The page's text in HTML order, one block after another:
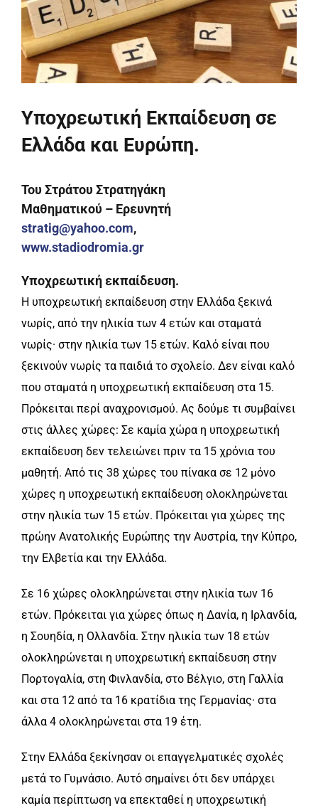
Υποχρεωτική Εκπαίδευση σε
Ελλάδα και Ευρώπη.
Του Στράτου Στρατηγάκη
Μαθηματικού – Ερευνητή
stratig@yahoo.com,
www.stadiodromia.gr
Υποχρεωτική εκπαίδευση.
Η υποχρεωτική εκπαίδευση στην Ελλάδα ξεκινά
νωρίς, από την ηλικία των 4 ετών και σταματά
νωρίς· στην ηλικία των 15 ετών. Καλό είναι που
ξεκινούν νωρίς τα παιδιά το σχολείο. Δεν είναι καλό
που σταματά η υποχρεωτική εκπαίδευση στα 15.
Πρόκειται περί αναχρονισμού. Ας δούμε τι συμβαίνει
στις άλλες χώρες: Σε καμία χώρα η υποχρεωτική
εκπαίδευση δεν τελειώνει πριν τα 15 χρόνια του
μαθητή. Από τις 38 χώρες του πίνακα σε 12 μόνο
χώρες η υποχρεωτική εκπαίδευση ολοκληρώνεται
στην ηλικία των 15 ετών. Πρόκειται για χώρες της
πρώην Ανατολικής Ευρώπης την Αυστρία, την Κύπρο,
την Ελβετία και την Ελλάδα.
Σε 16 χώρες ολοκληρώνεται στην ηλικία των 16
ετών. Πρόκειται για χώρες όπως η Δανία, η Ιρλανδία,
η Σουηδία, η Ολλανδία. Στην ηλικία των 18 ετών
ολοκληρώνεται η υποχρεωτική εκπαίδευση στην
Πορτογαλία, στη Φινλανδία, στο Βέλγιο, στη Γαλλία
και στα 12 από τα 16 κρατίδια της Γερμανίας· στα
άλλα 4 ολοκληρώνεται στα 19 έτη.
Στην Ελλάδα ξεκίνησαν οι επαγγελματικές σχολές
μετά το Γυμνάσιο. Αυτό σημαίνει ότι δεν υπάρχει
καμία περίπτωση να επεκταθεί η υποχρεωτική